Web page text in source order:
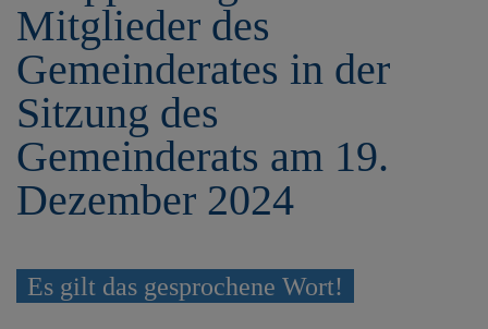
Mitglieder des
Gemeinderates in der
Sitzung des
Gemeinderats am 19.
Dezember 2024
Es gilt das gesprochene Wort!